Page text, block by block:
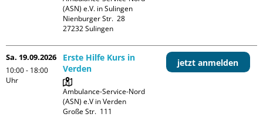
(ASN) e.V. in Sulingen
Nienburger Str.  28
Sa. 19.09.2026
10:00 - 18:00
Uhr
Erste Hilfe Kurs in
Verden
Ambulance-Service-Nord
(ASN) e.V in Verden
Große Str.  111
jetzt anmelden